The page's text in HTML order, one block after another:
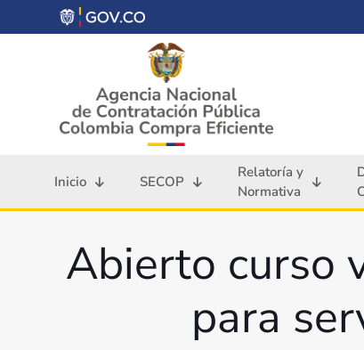
Inicio SECOP
Relatoría y
Normativa
Abierto curso
para